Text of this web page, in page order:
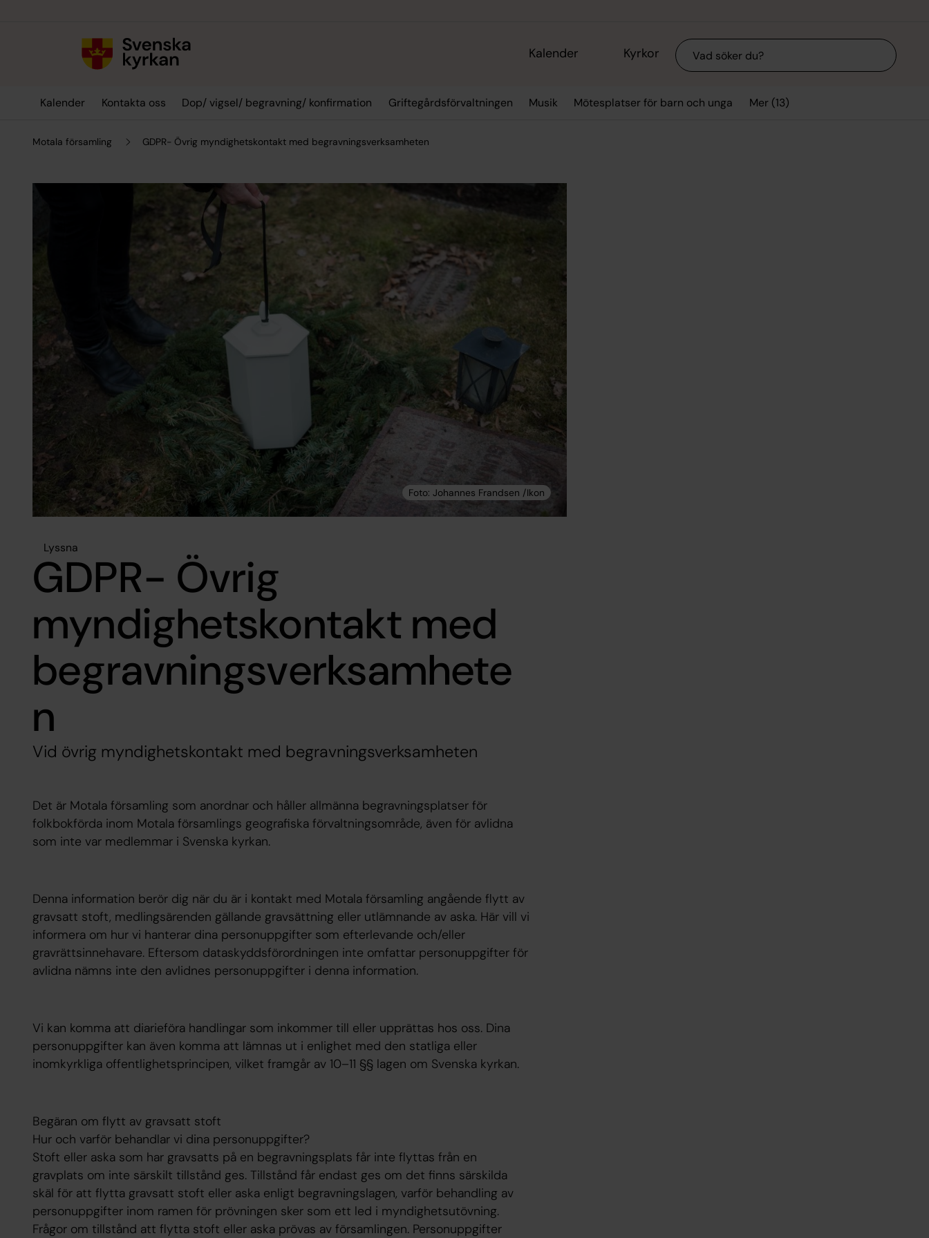
Kalender Kyrkor Sök
Kalender Kontakta oss Dop/ vigsel/ begravning/ konfirmation Griftegårdsförvaltningen Musik Mötesplatser för barn och unga Mer (13)
Motala församling GDPR- Övrig myndighetskontakt med begravningsverksamheten
Lyssna
GDPR- Övrig
myndighetskontakt med
begravningsverksamhete
n
Vid övrig myndighetskontakt med begravningsverksamheten
Det är Motala församling som anordnar och håller allmänna begravningsplatser för
folkbokförda inom Motala församlings geografiska förvaltningsområde, även för avlidna
som inte var medlemmar i Svenska kyrkan.
Denna information berör dig när du är i kontakt med Motala församling angående flytt av
gravsatt stoft, medlingsärenden gällande gravsättning eller utlämnande av aska. Här vill vi
informera om hur vi hanterar dina personuppgifter som efterlevande och/eller
gravrättsinnehavare. Eftersom dataskyddsförordningen inte omfattar personuppgifter för
avlidna nämns inte den avlidnes personuppgifter i denna information.
Vi kan komma att diarieföra handlingar som inkommer till eller upprättas hos oss. Dina
personuppgifter kan även komma att lämnas ut i enlighet med den statliga eller
inomkyrkliga offentlighetsprincipen, vilket framgår av 10–11 §§ lagen om Svenska kyrkan.
Begäran om flytt av gravsatt stoft
Hur och varför behandlar vi dina personuppgifter?
Stoft eller aska som har gravsatts på en begravningsplats får inte flyttas från en
gravplats om inte särskilt tillstånd ges. Tillstånd får endast ges om det finns särskilda
skäl för att flytta gravsatt stoft eller aska enligt begravningslagen, varför behandling av
personuppgifter inom ramen för prövningen sker som ett led i myndighetsutövning.
Frågor om tillstånd att flytta stoft eller aska prövas av församlingen. Personuppgifter